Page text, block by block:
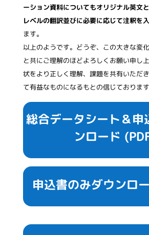
ーション資料についてもオリジナル英文
レベルの翻訳並びに必要に応じて注釈を
ます。
以上のようです。どうぞ、この大きな変
と共にご理解のほどよろしくお願い申し
状をより正しく理解、課題を共有いただ
て有益なものになるもとの信じております
総合データシート＆申
ンロード
申込書のみダウンロ